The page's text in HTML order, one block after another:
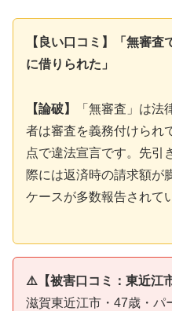
【良い口コミ】「無審
に借りられた」
【論破】
「無審査」は
者は審査を義務付けられ
点で違法宣言です。先引
際には返済時の請求額が
ケースが多数報告されて
⚠️【被害口コミ：東近江
滋賀東近江市・47歳・パ